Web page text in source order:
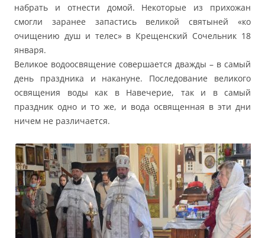
набрать и отнести домой. Некоторые из прихожан
смогли заранее запастись великой святыней «ко
очищению душ и телес» в Крещенский Сочельник 18
января.
Великое водоосвящение совершается дважды – в самый
день праздника и накануне. Последование великого
освящения воды как в Навечерие, так и в самый
праздник одно и то же, и вода освященная в эти дни
ничем не различается.